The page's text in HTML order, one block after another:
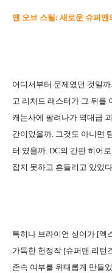
맨 오브 스틸: 새로운 슈퍼맨
어디서부터 문제였던 것일
고 리처드 래스터가 그 뒤를
캐논사에 팔려나가 역대급
간이었을까. 그것도 아니면
터 였을까. DC의 간판 히어
잡지 못하고 흔들리고 있었
특히나 브라이언 싱어가 [엑
가득한 헌정작 [슈퍼맨 리턴
존속 여부를 위태롭게 만들